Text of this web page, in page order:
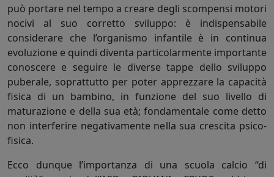
può portare nel tempo a creare degli scompensi motori
nocivi al suo corretto sviluppo: è indispensabile
considerare che l’organismo infantile è in continua
evoluzione e quindi diventa particolarmente importante
conoscere e seguire le diverse tappe dello sviluppo
puberale, soprattutto per poter apprezzare la capacità
fisica di un bambino, in funzione del suo livello di
maturazione e della sua età; fondamentale come detto
non interferire negativamente nella sua crescita psico-
fisica.
Ecco dunque l’importanza di una scuola calcio “di